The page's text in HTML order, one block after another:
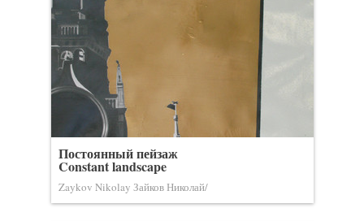
Постоянный пейзаж
Constant landscape
Zaykov Nikolay Зайков Николай/